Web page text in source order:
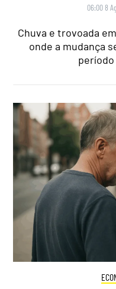
06:00 8
Chuva e trovoada
onde a mudança